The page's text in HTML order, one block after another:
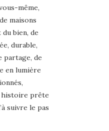
même,
maisons
bien, de
durable,
partage, de
en lumière
histoire prête
suivre le pas